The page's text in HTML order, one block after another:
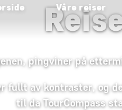
Våre reiser
pingviner på
fullt av kontraster, og
til da TourCompass